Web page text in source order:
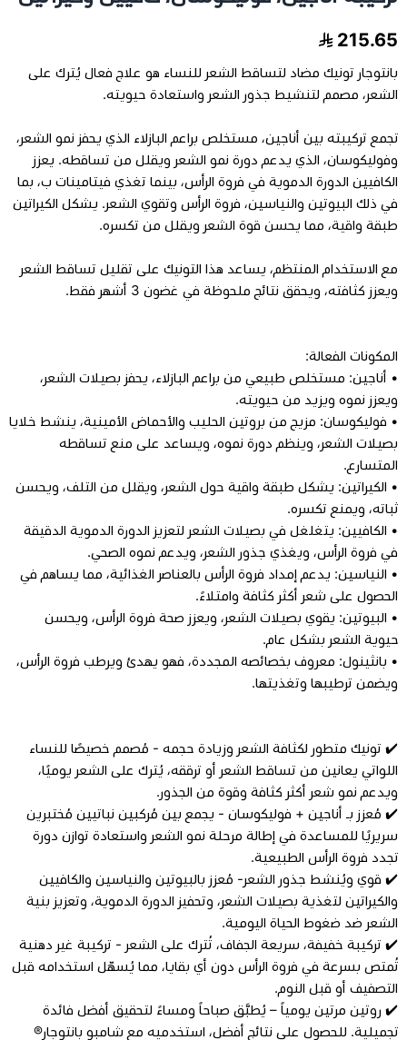
مراتب طبية
اجهزة السكر
اجهزة الضغط
اجهزة المؤشرات الحيوية
الابر الطبية
215.65
بانتوجار تونيك مضاد لتساقط الشعر للنساء هو علاج فعال يُترك على
الشعر، مصمم لتنشيط جذور الشعر واستعادة حيويته.
تجمع تركيبته بين أناجين، مستخلص براعم البازلاء الذي يحفز نمو الشعر،
وفوليكوسان، الذي يدعم دورة نمو الشعر ويقلل من تساقطه. يعزز
الكافيين الدورة الدموية في فروة الرأس، بينما تغذي فيتامينات ب، بما
في ذلك البيوتين والنياسين، فروة الرأس وتقوي الشعر. يشكل الكيراتين
طبقة واقية، مما يحسن قوة الشعر ويقلل من تكسره.
مع الاستخدام المنتظم، يساعد هذا التونيك على تقليل تساقط الشعر
ويعزز كثافته، ويحقق نتائج ملحوظة في غضون 3 أشهر فقط.
المكونات الفعالة:
• أناجين: مستخلص طبيعي من براعم البازلاء، يحفز بصيلات الشعر،
ويعزز نموه ويزيد من حيويته.
• فوليكوسان: مزيج من بروتين الحليب والأحماض الأمينية، ينشط خلايا
بصيلات الشعر، وينظم دورة نموه، ويساعد على منع تساقطه
المتسارع.
• الكيراتين: يشكل طبقة واقية حول الشعر، ويقلل من التلف، ويحسن
ثباته، ويمنع تكسره.
• الكافيين: يتغلغل في بصيلات الشعر لتعزيز الدورة الدموية الدقيقة
في فروة الرأس، ويغذي جذور الشعر، ويدعم نموه الصحي.
• النياسين: يدعم إمداد فروة الرأس بالعناصر الغذائية، مما يساهم في
الحصول على شعر أكثر كثافة وامتلاءً.
• البيوتين: يقوي بصيلات الشعر، ويعزز صحة فروة الرأس، ويحسن
حيوية الشعر بشكل عام.
• بانثينول: معروف بخصائصه المجددة، فهو يهدئ ويرطب فروة الرأس،
ويضمن ترطيبها وتغذيتها.
✔️ تونيك متطور لكثافة الشعر وزيادة حجمه - مُصمم خصيصًا للنساء
اللواتي يعانين من تساقط الشعر أو ترققه، يُترك على الشعر يوميًا،
ويدعم نمو شعر أكثر كثافة وقوة من الجذور.
✔️ مُعزز بـ أناجين + فوليكوسان - يجمع بين مُركبين نباتيين مُختبرين
سريريًا للمساعدة في إطالة مرحلة نمو الشعر واستعادة توازن دورة
تجدد فروة الرأس الطبيعية.
✔️ قوي ويُنشط جذور الشعر- مُعزز بالبيوتين والنياسين والكافيين
والكيراتين لتغذية بصيلات الشعر، وتحفيز الدورة الدموية، وتعزيز بنية
الشعر ضد ضغوط الحياة اليومية.
✔️ تركيبة خفيفة، سريعة الجفاف، تُترك على الشعر - تركيبة غير دهنية
تُمتص بسرعة في فروة الرأس دون أي بقايا، مما يُسهّل استخدامه قبل
التصفيف أو قبل النوم.
✔️ روتين مرتين يومياً – يُطبَّق صباحاً ومساءً لتحقيق أفضل فائدة
تجميلية. للحصول على نتائج أفضل، استخدميه مع شامبو بانتوجار®